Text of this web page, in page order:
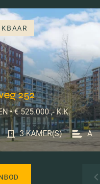
252
• € 525.000 ,- K.K.
3 KAMER(S) A